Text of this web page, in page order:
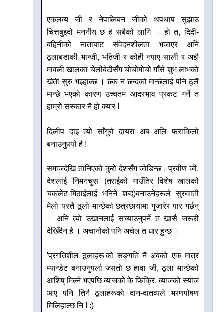
एकलव्य जी र नेपालियन जीको थपथाप सुझाउ
चित्तबुझ्दो मननीय छ है सबैको लागि । हो त, दिदी-
बहिनीको नाताबाट संवेदनशीलता भजाएर अनि
ठूलाबडाकी भान्जी, भतिजी र कोही नपाए साली र अझै
मावली खालका चेलीबेटीसँग चोचोमोचो गाँसे शुभ लाभको
खेती सुरु भइहाल्छ । छेक न छन्दको मान्छेलाई पनि ठूलै
मान्छे भएको कारण उच्चतम आदरभाव प्रकट गर्ने त
हाम्रो संस्कार नै हो क्यार !
दिलीप दाइ त्यो साँगुरो दायरा अब अलि फराकिलो
बनाउनुपर्‍यो है !
समाजदेखि तानिएको कुरो देशसँग जोडिन्छ , प्रवीण जी,
देशलाई 'निमनचुस' (तराईको गाउँतिर विशेष खालको
चकलेट-मिठाईलाई भनिने शब्द)बनाउनेहरूले सुरुवाती
मेलो यस्तै ठूलो मान्छेको छत्रछायामा गुजारेर पार गर्छन्
। अनि त्यो उखानलाई सच्याउनुपर्ने त खासै जरूरी
देखिँदैन है । अचानोको पनि अचेल त धार हुन्छ ।
'प्रगतिशील ठूलाहरू'को सङ्गति नै अबको एक मात्र
म्यान्डेट बनाउनुपर्ला जसतो छ हावा जी, ठूला मान्छेको
आशिष् मिल्ने भएपछि ब्याजको के फिक्रि, ब्याजको स्याज
आए पनि तिनै ठूलाहरूको दान-दातव्यले भरणपोषण
मिलिहाल्छ नि ! :)